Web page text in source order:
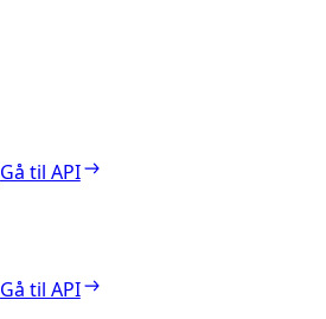
Gå til API
Gå til API